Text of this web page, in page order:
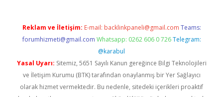
Reklam ve İletişim: E-mail: backlinkpaneli@gmail.com Teams:
forumhizmeti@gmail.com Whatsapp: 0262 606 0 726 Telegram:
@karabul
Yasal Uyarı: Sitemiz, 5651 Sayılı Kanun gereğince Bilgi Teknolojileri
ve İletişim Kurumu (BTK) tarafından onaylanmış bir Yer Sağlayıcı
olarak hizmet vermektedir. Bu nedenle, sitedeki içerikleri proaktif